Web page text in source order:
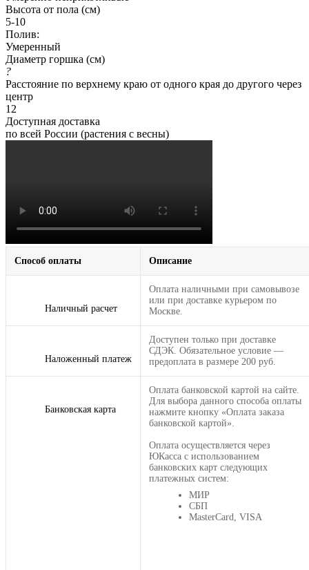
Высота от пола (см)
5-10
Полив:
Умеренный
Диаметр горшка (см)
?
Расстояние по верхнему краю от одного края до другого через
центр
12
Доступная доставка
по всей России (растения с весны)
Способ оплаты Описание
Наличный расчет
Оплата наличными при самовывозе
или при доставке курьером по
Москве.
Наложенный платеж
Доступен только при доставке
СДЭК. Обязательное условие —
предоплата в размере 200 руб.
Банковская карта
Оплата банковской картой на сайте.
Для выбора данного способа оплаты
нажмите кнопку «Оплата заказа
банковской картой».
Оплата осуществляется через
ЮКасса с использованием
банковских карт следующих
платежных систем:
МИР
СБП
MasterCard, VISA